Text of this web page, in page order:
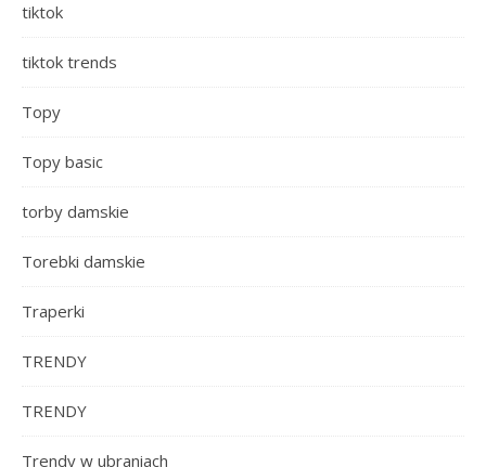
tiktok
tiktok trends
Topy
Topy basic
torby damskie
Torebki damskie
Traperki
TRENDY
TRENDY
Trendy w ubraniach